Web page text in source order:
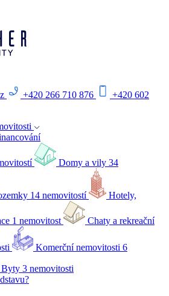
+420 266 710 876
+420 602
Domy a vily 34
14 nemovitostí Hotely,
1 nemovitost Chaty a rekreační
Komerční nemovitosti 6
Byty 3 nemovitosti